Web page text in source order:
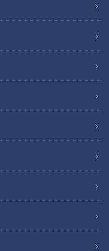
の道に特化したバラエ
い道や変わった標識な
石井良依さんが、面白
。
奇道
スペルミスの標識
板